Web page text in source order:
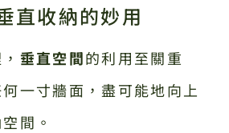
直收納的妙用
垂直空間的利用至關重
一寸牆面，盡可能地向上
間。